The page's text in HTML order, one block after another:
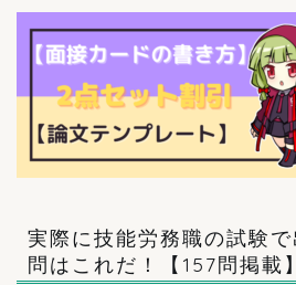
実際に技能労務職の試験
問はこれだ！【157問掲載】